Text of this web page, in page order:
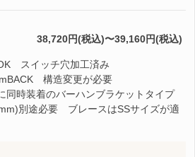
38,720円(税込)〜39,160円(税込)
スイッチ穴加工済み
構造変更が必要
同時装着のバーハンブラケットタイプ
別途必要 ブレースはSSサイズが適